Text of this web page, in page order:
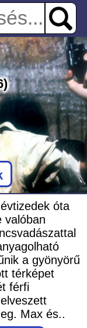
óta
valóban
a gyönyörű
térképet
férfi
Max és..